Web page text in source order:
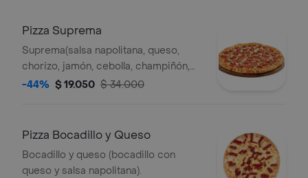
Pizza Suprema
Suprema(salsa napolitana, queso,
chorizo, jamón, cebolla, champiñón,
tocineta).
-44% $ 19.050 $ 34.000
Pizza Bocadillo y Queso
Bocadillo y queso (bocadillo con
queso y salsa napolitana).